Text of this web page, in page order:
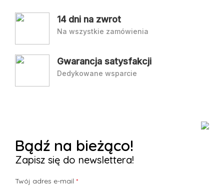
14 dni na zwrot
Na wszystkie zamówienia
Gwarancja satysfakcji
Dedykowane wsparcie
Bądź na bieżąco!
Zapisz się do newslettera!
Twój adres e-mail *